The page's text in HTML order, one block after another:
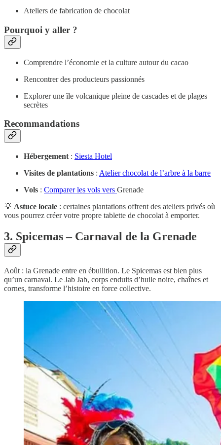
Ateliers de fabrication de chocolat
Pourquoi y aller ?
Comprendre l’économie et la culture autour du cacao
Rencontrer des producteurs passionnés
Explorer une île volcanique pleine de cascades et de plages
secrètes
Recommandations
Hébergement : Siesta Hotel
Visites de plantations : Atelier chocolat de l’arbre à la barre
Vols : Comparer les vols vers Grenade
💡 Astuce locale : certaines plantations offrent des ateliers privés où
vous pourrez créer votre propre tablette de chocolat à emporter.
3. Spicemas – Carnaval de la Grenade
Août : la Grenade entre en ébullition. Le Spicemas est bien plus
qu’un carnaval. Le Jab Jab, corps enduits d’huile noire, chaînes et
cornes, transforme l’histoire en force collective.